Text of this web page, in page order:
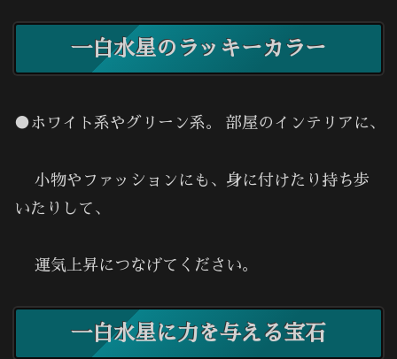
一白水星のラッキーカラー
●ホワイト系やグリーン系。 部屋のインテリアに､
小物やファッションにも、身に付けたり持ち歩
いたりして、
運気上昇につなげてください。
一白水星に力を与える宝石